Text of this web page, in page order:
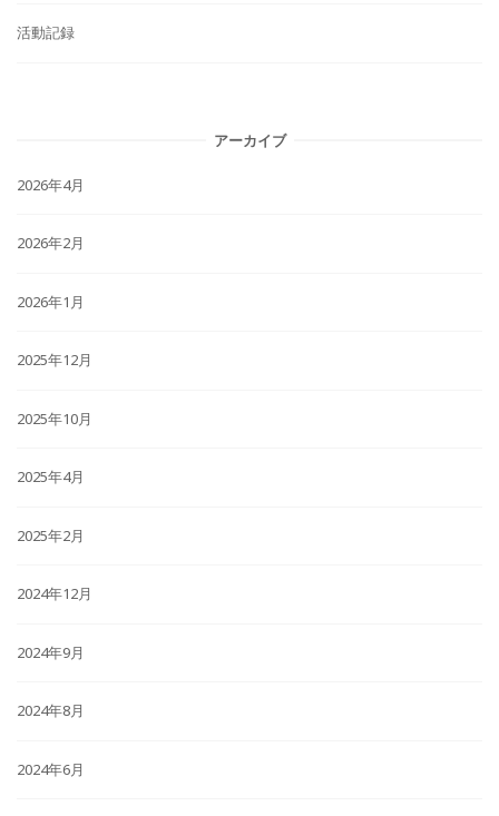
活動記録
アーカイブ
2026年4月
2026年2月
2026年1月
2025年12月
2025年10月
2025年4月
2025年2月
2024年12月
2024年9月
2024年8月
2024年6月